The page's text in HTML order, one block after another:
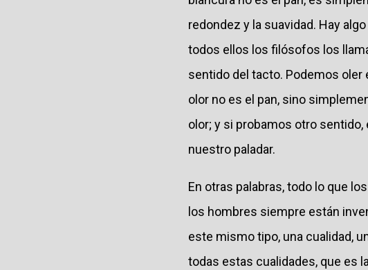
redondez y la suavidad. Hay
todos ellos los filósofos los
sentido del tacto. Podemos oler
olor no es el pan, sino
olor; y si probamos otro
nuestro paladar.
En otras palabras, todo lo que
los hombres siempre están
este mismo tipo, una cualidad,
todas estas cualidades, que es